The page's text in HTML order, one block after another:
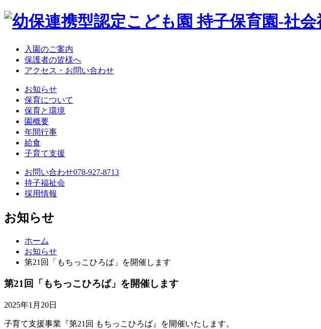
入園のご案内
保護者の皆様へ
アクセス・お問い合わせ
お知らせ
保育について
保育と環境
園概要
年間行事
給食
子育て支援
お問い合わせ078-927-8713
持子福祉会
採用情報
お知らせ
ホーム
お知らせ
第21回「もちっこひろば」を開催します
第21回「もちっこひろば」を開催します
2025年1月20日
子育て支援事業『第21回 もちっこひろば』を開催いたします。